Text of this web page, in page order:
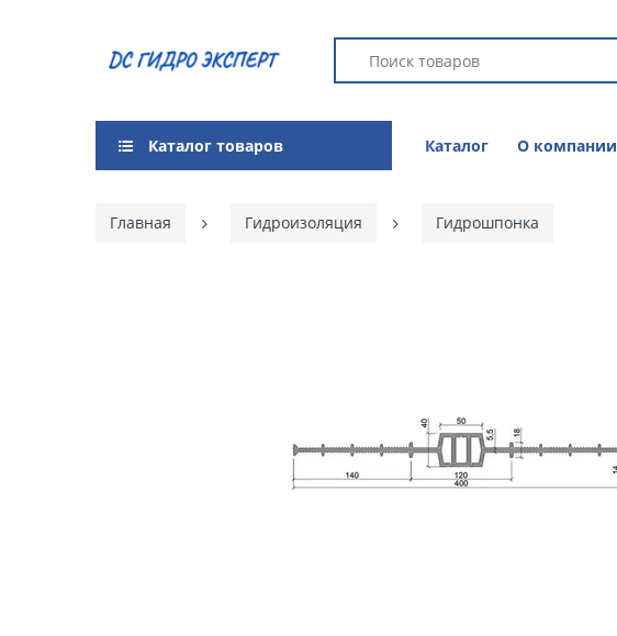
Каталог товаров Каталог О компании
Главная Гидроизоляция Гидрошпонка